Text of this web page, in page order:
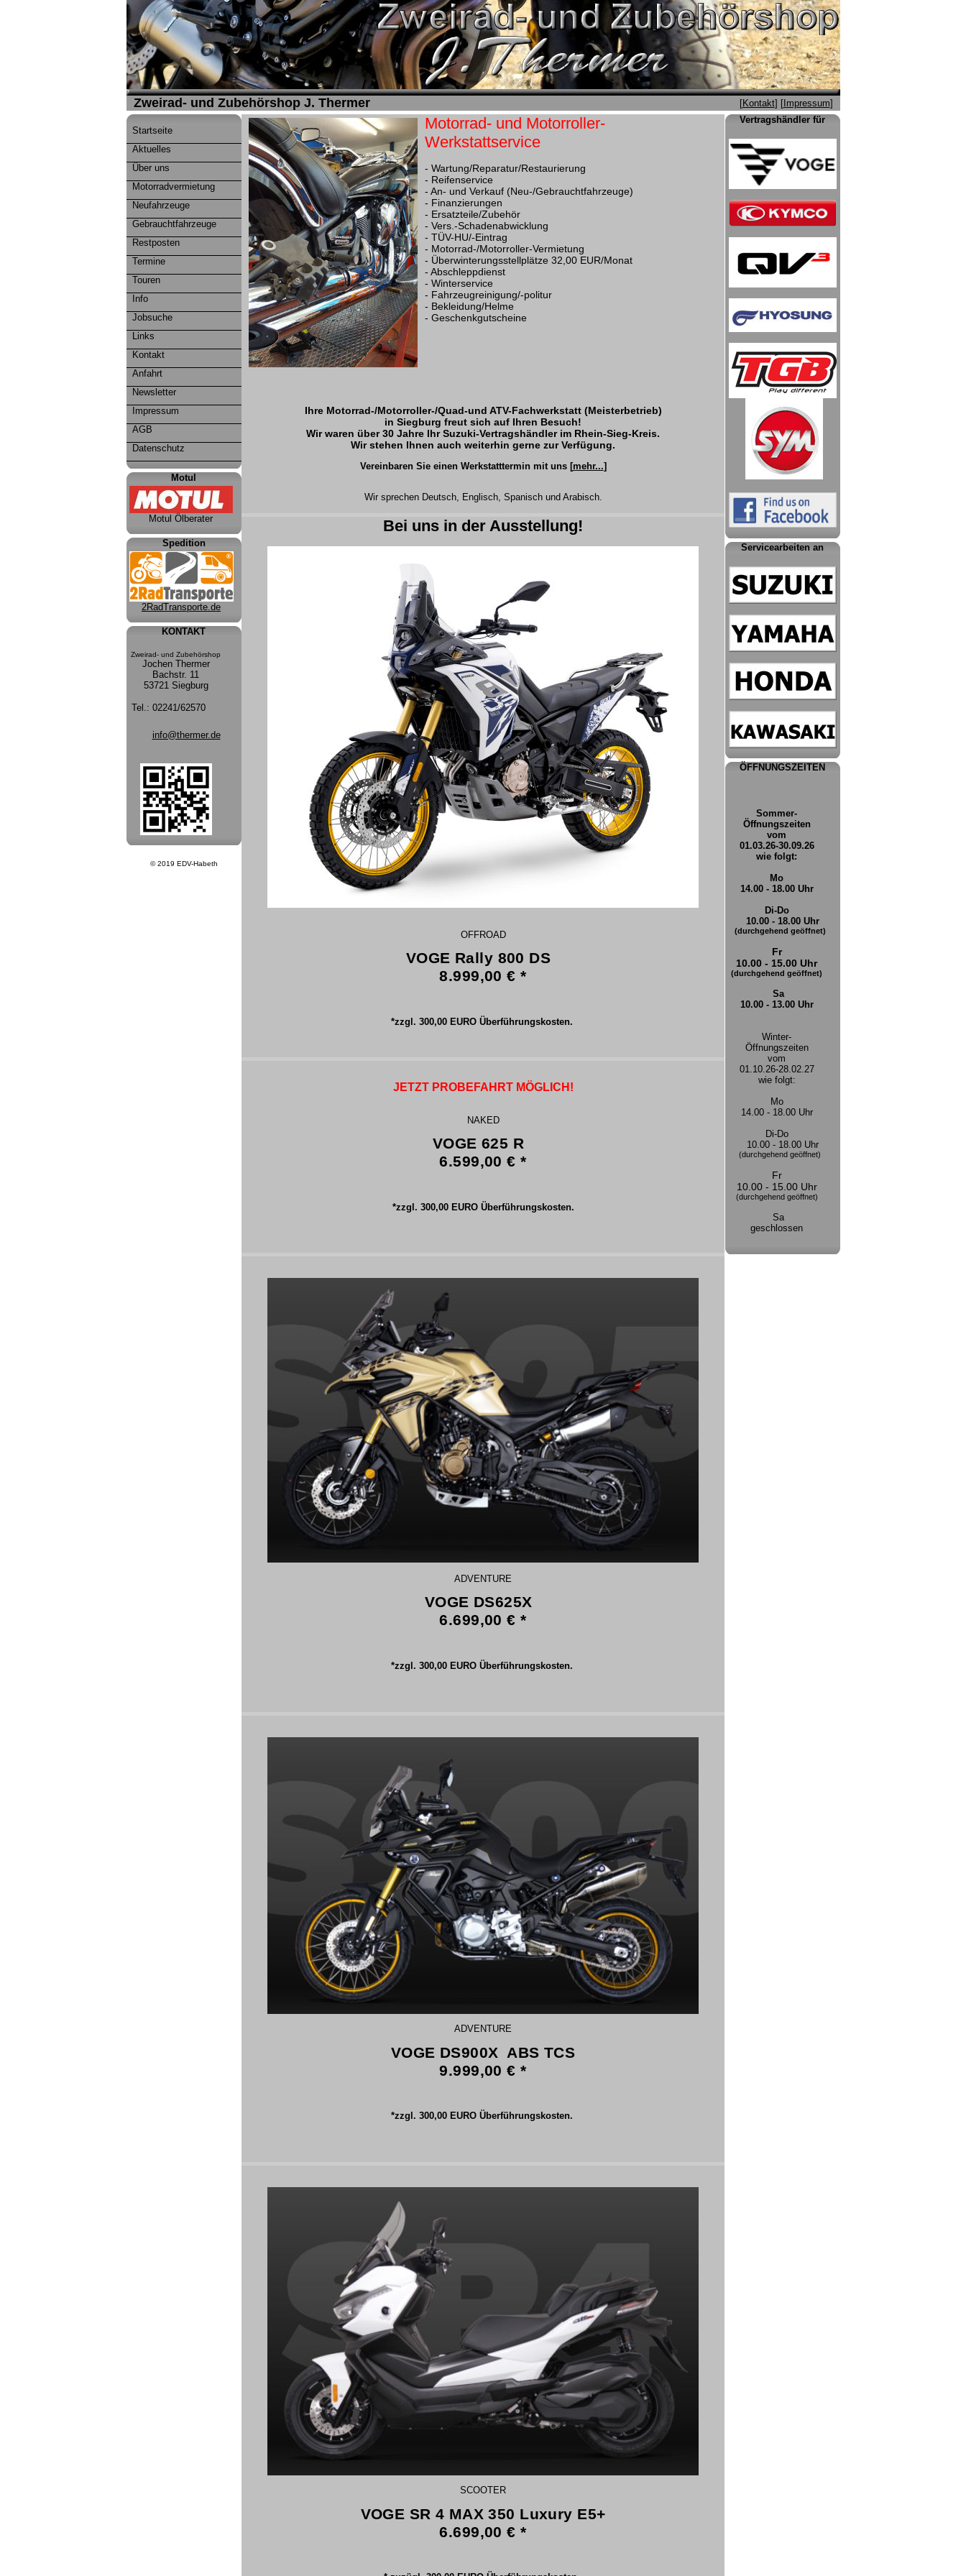
Zweirad- und Zubehörshop J. Thermer [Kontakt] [Impressum]
Startseite
Aktuelles
Über uns
Motorradvermietung
Neufahrzeuge
Gebrauchtfahrzeuge
Restposten
Termine
Touren
Info
Jobsuche
Links
Kontakt
Anfahrt
Newsletter
Impressum
AGB
Datenschutz
Motul
Motul Ölberater
Spedition
2RadTransporte.de
KONTAKT
Zweirad- und Zubehörshop
Jochen Thermer
Bachstr. 11
53721 Siegburg
Tel.: 02241/62570
info@thermer.de
© 2019 EDV-Habeth
Motorrad- und Motorroller-
Werkstattservice
- Wartung/Reparatur/Restaurierung
- Reifenservice
- An- und Verkauf (Neu-/Gebrauchtfahrzeuge)
- Finanzierungen
- Ersatzteile/Zubehör
- Vers.-Schadenabwicklung
- TÜV-HU/-Eintrag
- Motorrad-/Motorroller-Vermietung
- Überwinterungsstellplätze 32,00 EUR/Monat
- Abschleppdienst
- Winterservice
- Fahrzeugreinigung/-politur
- Bekleidung/Helme
- Geschenkgutscheine
Ihre Motorrad-/Motorroller-/Quad-und ATV-Fachwerkstatt (Meisterbetrieb)
in Siegburg freut sich auf Ihren Besuch!
Wir waren über 30 Jahre Ihr Suzuki-Vertragshändler im Rhein-Sieg-Kreis.
Wir stehen Ihnen auch weiterhin gerne zur Verfügung.
Vereinbaren Sie einen Werkstatttermin mit uns [mehr...]
Wir sprechen Deutsch, Englisch, Spanisch und Arabisch.
Bei uns in der Ausstellung!
OFFROAD
VOGE Rally 800 DS
8.999,00 € *
*zzgl. 300,00 EURO Überführungskosten.
JETZT PROBEFAHRT MÖGLICH!
NAKED
VOGE 625 R
6.599,00 € *
*zzgl. 300,00 EURO Überführungskosten.
ADVENTURE
VOGE DS625X
6.699,00 € *
*zzgl. 300,00 EURO Überführungskosten.
ADVENTURE
VOGE DS900X ABS TCS
9.999,00 € *
*zzgl. 300,00 EURO Überführungskosten.
SCOOTER
VOGE SR 4 MAX 350 Luxury E5+
6.699,00 € *
Vertragshändler für
Servicearbeiten an
ÖFFNUNGSZEITEN
Sommer-
Öffnungszeiten
vom
01.03.26-30.09.26
wie folgt:
Mo
14.00 - 18.00 Uhr
Di-Do
10.00 - 18.00 Uhr
(durchgehend geöffnet)
Fr
10.00 - 15.00 Uhr
(durchgehend geöffnet)
Sa
10.00 - 13.00 Uhr
Winter-
Öffnungszeiten
vom
01.10.26-28.02.27
wie folgt:
Mo
14.00 - 18.00 Uhr
Di-Do
10.00 - 18.00 Uhr
(durchgehend geöffnet)
Fr
10.00 - 15.00 Uhr
(durchgehend geöffnet)
Sa
geschlossen